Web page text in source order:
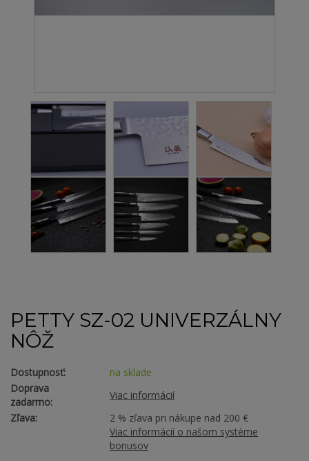
PETTY SZ-02 UNIVERZÁLNY
NÔŽ
Dostupnosť:
na sklade
Doprava
zadarmo:
Viac informácií
Zľava:
2 % zľava pri nákupe nad 200 €
Viac informácií o našom systéme
bonusov